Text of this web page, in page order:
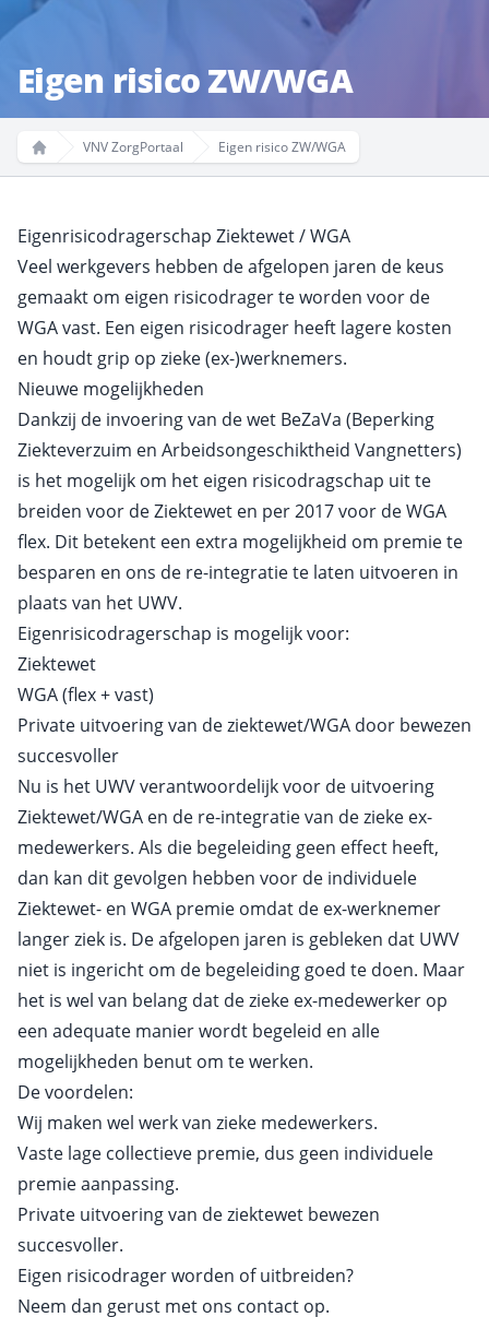
Eigen risico ZW/WGA
Home
VNV ZorgPortaal Eigen risico ZW/WGA
Eigenrisicodragerschap Ziektewet / WGA
Veel werkgevers hebben de afgelopen jaren de keus
gemaakt om eigen risicodrager te worden voor de
WGA vast. Een eigen risicodrager heeft lagere kosten
en houdt grip op zieke (ex-)werknemers.
Nieuwe mogelijkheden
Dankzij de invoering van de wet BeZaVa (Beperking
Ziekteverzuim en Arbeids­ongeschiktheid Vangnetters)
is het mogelijk om het eigen risicodragschap uit te
breiden voor de Ziektewet en per 2017 voor de WGA
flex. Dit betekent een extra mogelijkheid om premie te
besparen en ons de re-integratie te laten uitvoeren in
plaats van het UWV.
Eigenrisicodragerschap is mogelijk voor:
Ziektewet
WGA (flex + vast)
Private uitvoering van de ziektewet/WGA door bewezen
succesvoller
Nu is het UWV verantwoordelijk voor de uitvoering
Ziektewet/WGA en de re-integratie van de zieke ex-
medewerkers. Als die begeleiding geen effect heeft,
dan kan dit gevolgen hebben voor de individuele
Ziektewet- en WGA premie omdat de ex-werknemer
langer ziek is. De afgelopen jaren is gebleken dat UWV
niet is ingericht om de begeleiding goed te doen. Maar
het is wel van belang dat de zieke ex-medewerker op
een adequate manier wordt begeleid en alle
mogelijkheden benut om te werken.
De voordelen:
Wij maken wel werk van zieke medewerkers.
Vaste lage collectieve premie, dus geen individuele
premie aanpassing.
Private uitvoering van de ziektewet bewezen
succesvoller.
Eigen risicodrager worden of uitbreiden?
Neem dan gerust met ons contact op.